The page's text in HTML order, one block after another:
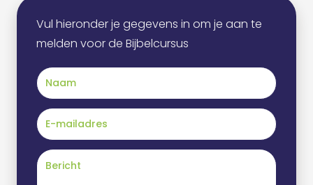
Vul hieronder je gegevens in om je aan te
melden voor de Bijbelcursus